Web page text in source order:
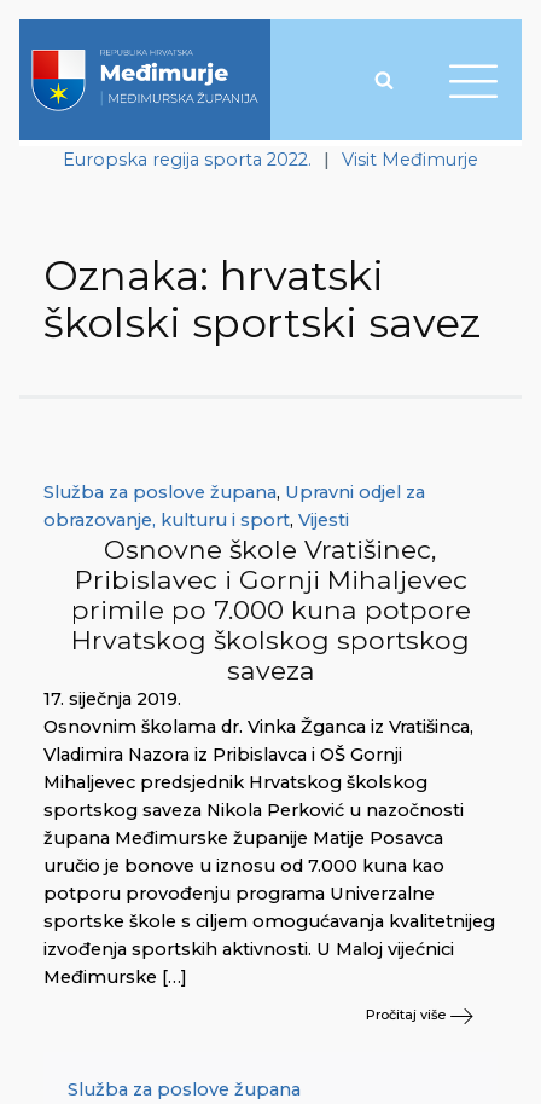
Europska regija sporta 2022. | Visit Međimurje
Oznaka: hrvatski
školski sportski savez
Služba za poslove župana, Upravni odjel za
obrazovanje, kulturu i sport, Vijesti
Osnovne škole Vratišinec,
Pribislavec i Gornji Mihaljevec
primile po 7.000 kuna potpore
Hrvatskog školskog sportskog
saveza
17. siječnja 2019.
Osnovnim školama dr. Vinka Žganca iz Vratišinca,
Vladimira Nazora iz Pribislavca i OŠ Gornji
Mihaljevec predsjednik Hrvatskog školskog
sportskog saveza Nikola Perković u nazočnosti
župana Međimurske županije Matije Posavca
uručio je bonove u iznosu od 7.000 kuna kao
potporu provođenju programa Univerzalne
sportske škole s ciljem omogućavanja kvalitetnijeg
izvođenja sportskih aktivnosti. U Maloj vijećnici
Međimurske […]
Pročitaj više
Služba za poslove župana